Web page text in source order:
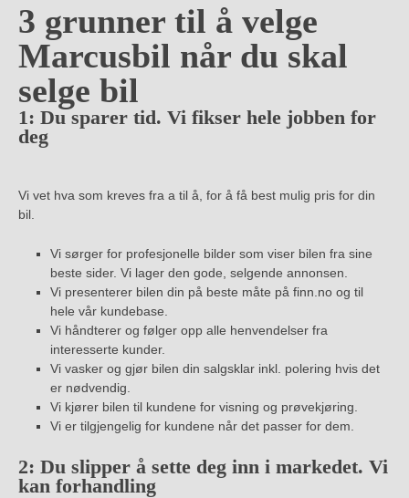
3 grunner til å velge
Marcusbil når du skal
selge bil
1: Du sparer tid. Vi fikser hele jobben for
deg
Vi vet hva som kreves fra a til å, for å få best mulig pris for din
bil.
Vi sørger for profesjonelle bilder som viser bilen fra sine
beste sider. Vi lager den gode, selgende annonsen.
Vi presenterer bilen din på beste måte på finn.no og til
hele vår kundebase.
Vi håndterer og følger opp alle henvendelser fra
interesserte kunder.
Vi vasker og gjør bilen din salgsklar inkl. polering hvis det
er nødvendig.
Vi kjører bilen til kundene for visning og prøvekjøring.
Vi er tilgjengelig for kundene når det passer for dem.
2: Du slipper å sette deg inn i markedet. Vi
kan forhandling